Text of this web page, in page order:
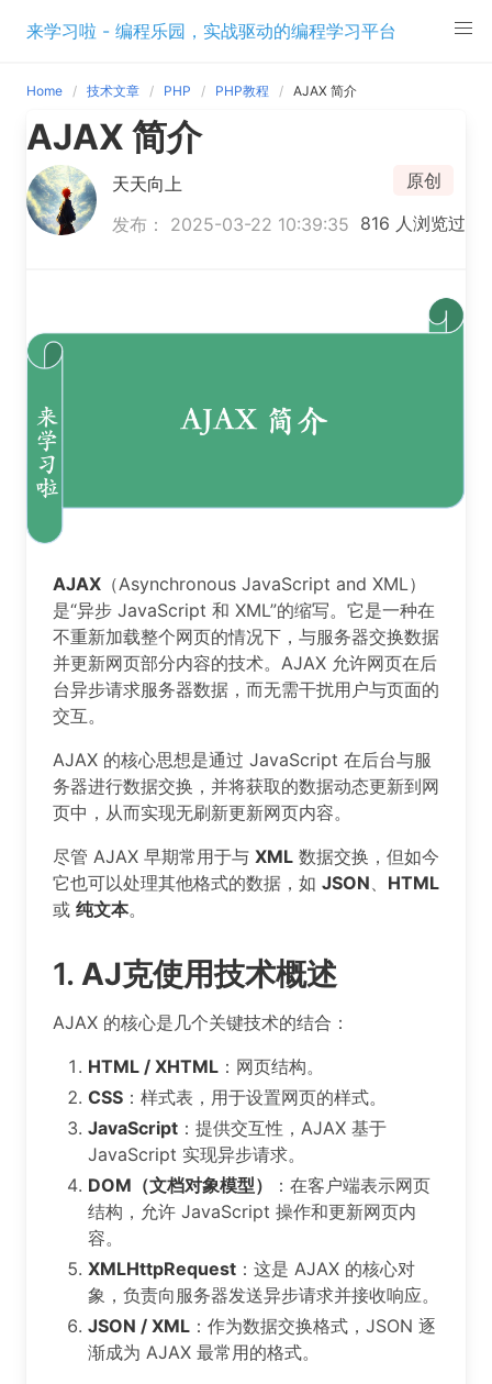
来学习啦 - 编程乐园，实战驱动的编程学习平台
Home 技术文章 PHP PHP教程 AJAX 简介
AJAX 简介
天天向上
发布： 2025-03-22 10:39:35
原创
816 人浏览过
AJAX （Asynchronous JavaScript and XML）
是“异步 JavaScript 和 XML”的缩写。它是一种在
不重新加载整个网页的情况下，与服务器交换数据
并更新网页部分内容的技术。AJAX 允许网页在后
台异步请求服务器数据，而无需干扰用户与页面的
交互。
AJAX 的核心思想是通过 JavaScript 在后台与服
务器进行数据交换，并将获取的数据动态更新到网
页中，从而实现无刷新更新网页内容。
尽管 AJAX 早期常用于与 XML 数据交换，但如今
它也可以处理其他格式的数据，如 JSON
HTML
或 纯文本。
1. AJ克使用技术概述
AJAX 的核心是几个关键技术的结合：
HTML / XHTML ：网页结构。
CSS ：样式表，用于设置网页的样式。
JavaScript ：提供交互性，AJAX 基于
JavaScript 实现异步请求。
DOM（文档对象模型）
：在客户端表示网页
结构，允许 JavaScript 操作和更新网页内
容。
XMLHttpRequest ：这是 AJAX 的核心对
象，负责向服务器发送异步请求并接收响应。
JSON / XML ：作为数据交换格式，JSON 逐
渐成为 AJAX 最常用的格式。